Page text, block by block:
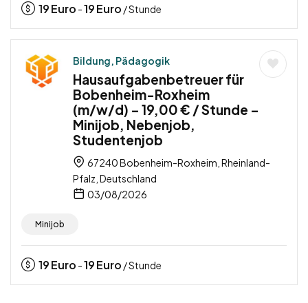
19Euro -19Euro / Stunde
Bildung, Pädagogik
Hausaufgabenbetreuer für
Bobenheim-Roxheim
(m/w/d) – 19,00 € / Stunde –
Minijob, Nebenjob,
Studentenjob
67240 Bobenheim-Roxheim, Rheinland-
Pfalz, Deutschland
03/08/2026
Minijob
19Euro -19Euro / Stunde